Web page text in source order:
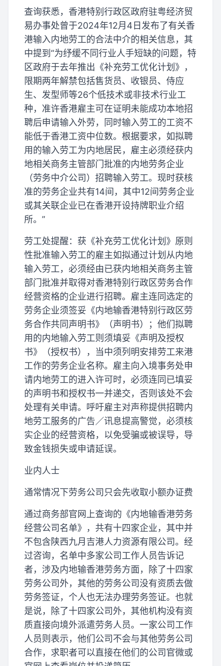
查询获悉，香港特别行政区政府驻粤经济贸
易办事处曾于2024年12月4日发布了有关香
港输入内地劳工的合法中介的相关信息，其
中提到“为纾缓不同行业人手短缺的问题，特
区政府于去年推出《补充劳工优化计划》，
限期两年解禁包括售货员、收银员、侍应
生、发型师等26个低技术或非技术行业工
种，准许香港雇主可在证明未能成功本地招
聘后申请输入外劳，同时输入劳工的工资不
能低于香港工资中位数。根据要求，如拟聘
用的输入劳工为内地居民，雇主必须经获内
地相关商务主管部门批准的内地劳务企业
（劳务中介公司）招聘输入劳工。现时获核
准的劳务企业共有14间，其中12间劳务企业
或其关联企业已在香港开设持牌职业介绍
所。”
劳工处提醒：获《补充劳工优化计划》原则
性批准输入劳工的雇主如拟通过计划从内地
输入劳工，必须经由已获内地相关商务主管
部门批准并取得对香港特别行政区劳务合作
经营资格的企业进行招聘。雇主连同选定的
劳务企业须签妥《内地输香港特别行政区劳
务合作共同声明书》（声明书）；他们拟聘
用的内地输入劳工则须填妥《声明及授权
书》（授权书），当中须列明安排劳工来港
工作的劳务企业名称。雇主向入境事务处申
请内地劳工的进入许可时，必须连同已填妥
的声明书和授权书一并递交，否则该处不会
处理有关申请。呼吁雇主对声称提供招聘内
地劳工服务的广告／讯息提高警觉，必须核
实企业的经营资格，以免受骗或被误导，导
致金钱损失或申请延误。
业内人士
通常情况下劳务公司只会先收取小额办证费
通过商务部官网上查询的《内地输香港劳务
经营公司名单》，共有十四家企业，其中并
不包含陕西九月吉港人力资源有限公司。经
过咨询，名单中多家公司工作人员告诉记
者，涉及内地输香港劳务方面，除了十四家
劳务公司外，其他的劳务公司没有资质去做
劳务签证，个人也无法办理劳务签证。也就
是说，除了十四家公司外，其他机构没有资
质直接向境外派遣劳务人员。一家公司工作
人员则表示，他们公司不会与其他劳务公司
合作，求职者可以直接在他们的公司官微或